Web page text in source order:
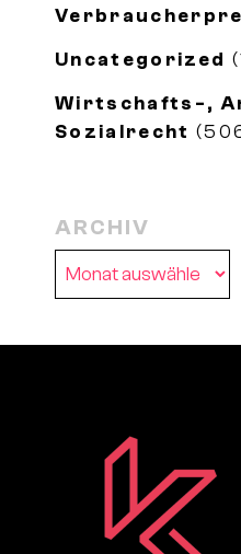
Uncategorized
Wirtschafts-,
Sozialrecht
ARCHIV